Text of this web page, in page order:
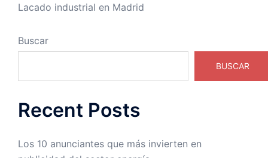
Lacado industrial en Madrid
Buscar
BUSCAR
Recent Posts
Los 10 anunciantes que más invierten en